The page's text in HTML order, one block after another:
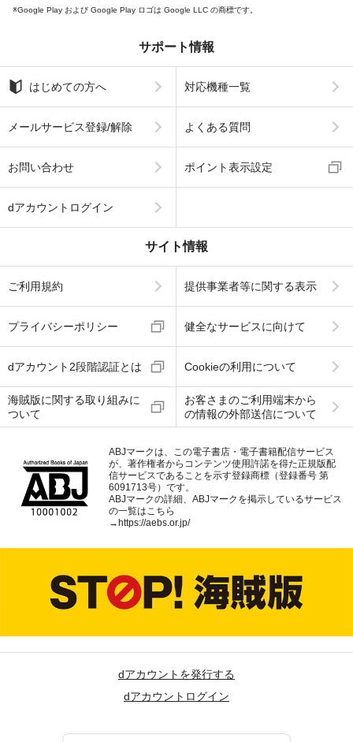
Google Play および Google Play ロゴは Google LLC の商標です。
サポート情報
はじめての方へ 対応機種一覧
メールサービス登録/解除 よくある質問
お問い合わせ ポイント表示設定
dアカウントログイン
サイト情報
ご利用規約 提供事業者等に関する表示
プライバシーポリシー 健全なサービスに向けて
dアカウント2段階認証とは Cookieの利用について
海賊版に関する取り組みに
ついて
お客さまのご利用端末から
の情報の外部送信について
ABJマークは、この電子書店・電子書籍配信サービス
が、著作権者からコンテンツ使用許諾を得た正規版配
信サービスであることを示す登録商標（登録番号 第
6091713号）です。
ABJマークの詳細、ABJマークを掲示しているサービス
の一覧はこちら
→ https://aebs.or.jp/
dアカウントを発行する
dアカウントログイン